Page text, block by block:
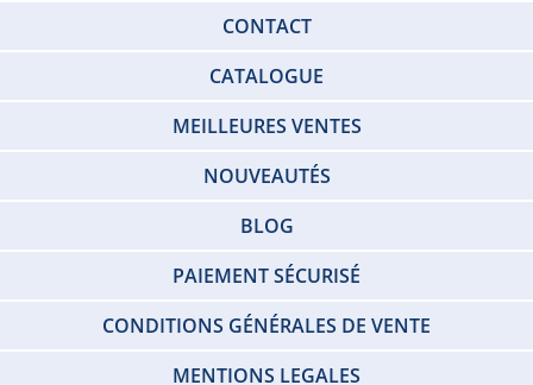
CONTACT
CATALOGUE
MEILLEURES VENTES
NOUVEAUTÉS
BLOG
PAIEMENT SÉCURISÉ
CONDITIONS GÉNÉRALES DE VENTE
MENTIONS LEGALES